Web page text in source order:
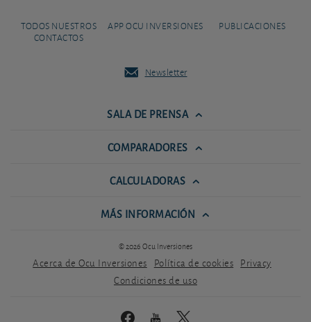
TODOS NUESTROS
CONTACTOS
APP OCU INVERSIONES PUBLICACIONES
Newsletter
SALA DE PRENSA
COMPARADORES
CALCULADORAS
MÁS INFORMACIÓN
© 2026 Ocu Inversiones
Acerca de Ocu Inversiones Política de cookies Privacy
Condiciones de uso